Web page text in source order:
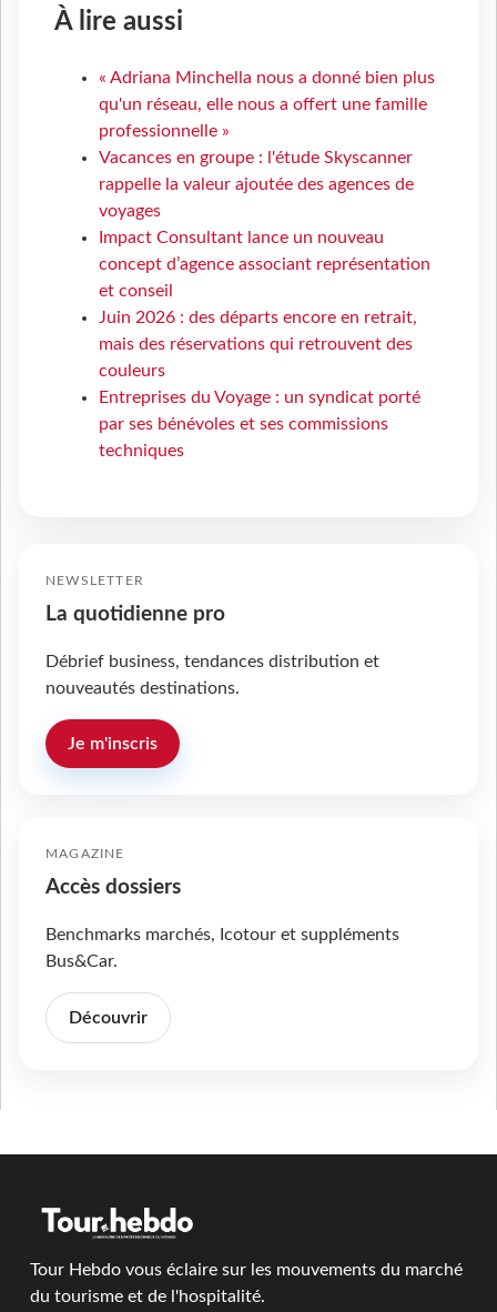
À lire aussi
« Adriana Minchella nous a donné bien plus
qu'un réseau, elle nous a offert une famille
professionnelle »
Vacances en groupe : l'étude Skyscanner
rappelle la valeur ajoutée des agences de
voyages
Impact Consultant lance un nouveau
concept d’agence associant représentation
et conseil
Juin 2026 : des départs encore en retrait,
mais des réservations qui retrouvent des
couleurs
Entreprises du Voyage : un syndicat porté
par ses bénévoles et ses commissions
techniques
NEWSLETTER
La quotidienne pro
Débrief business, tendances distribution et
nouveautés destinations.
Je m'inscris
MAGAZINE
Accès dossiers
Benchmarks marchés, Icotour et suppléments
Bus&Car.
Découvrir
Tour Hebdo vous éclaire sur les mouvements du marché
du tourisme et de l'hospitalité.